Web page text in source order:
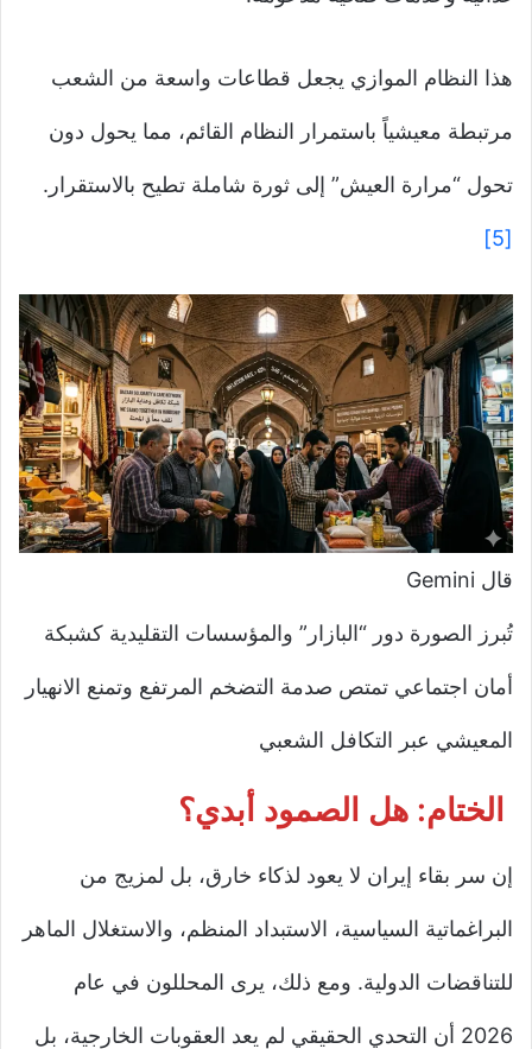
هذا النظام الموازي يجعل قطاعات واسعة من الشعب
مرتبطة معيشياً باستمرار النظام القائم، مما يحول دون
تحول “مرارة العيش” إلى ثورة شاملة تطيح بالاستقرار.
[5]
قال Gemini
تُبرز الصورة دور “البازار” والمؤسسات التقليدية كشبكة
أمان اجتماعي تمتص صدمة التضخم المرتفع وتمنع الانهيار
المعيشي عبر التكافل الشعبي
الختام: هل الصمود أبدي؟
إن سر بقاء إيران لا يعود لذكاء خارق، بل لمزيج من
البراغماتية السياسية، الاستبداد المنظم، والاستغلال الماهر
للتناقضات الدولية. ومع ذلك، يرى المحللون في عام
2026 أن التحدي الحقيقي لم يعد العقوبات الخارجية، بل